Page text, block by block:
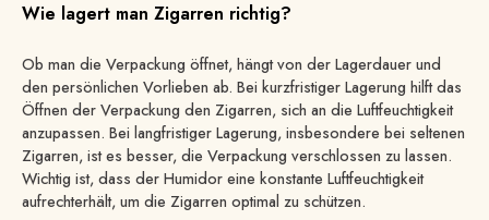
Wie lagert man Zigarren richtig?
Ob man die Verpackung öffnet, hängt von der Lagerdauer und
den persönlichen Vorlieben ab. Bei kurzfristiger Lagerung hilft das
Öffnen der Verpackung den Zigarren, sich an die Luftfeuchtigkeit
anzupassen. Bei langfristiger Lagerung, insbesondere bei seltenen
Zigarren, ist es besser, die Verpackung verschlossen zu lassen.
Wichtig ist, dass der Humidor eine konstante Luftfeuchtigkeit
aufrechterhält, um die Zigarren optimal zu schützen.